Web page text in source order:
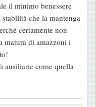
il minimo benessere
che la mantenga
certamente non
matura di amazzoni i
ausiliarie come quella